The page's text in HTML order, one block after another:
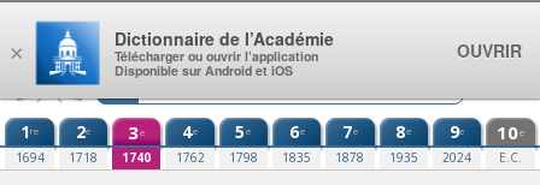
Aller au contenu
1re
1694
2e
1718
3e
1740
4e
1762
5e
1798
6e
1835
7e
1878
8e
1935
9e
2024
10e
E.C.
×
Dictionnaire de l’Académie
Télécharger ou ouvrir l’application
Disponible sur Android et iOS
OUVRIR